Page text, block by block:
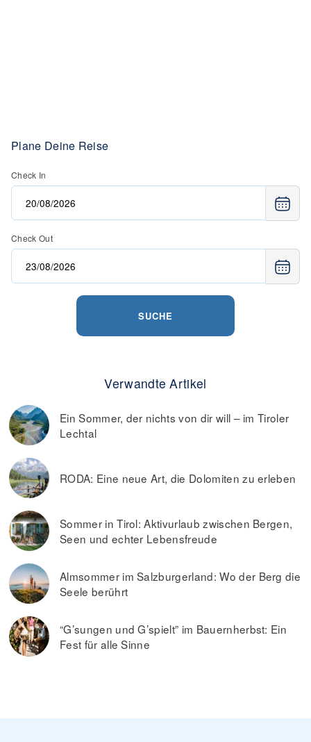
Plane Deine Reise
Check In
Check Out
SUCHE
Verwandte Artikel
Ein Sommer, der nichts von dir will – im Tiroler
Lechtal
RODA: Eine neue Art, die Dolomiten zu erleben
Sommer in Tirol: Aktivurlaub zwischen Bergen,
Seen und echter Lebensfreude
Almsommer im Salzburgerland: Wo der Berg die
Seele berührt
“G’sungen und G’spielt” im Bauernherbst: Ein
Fest für alle Sinne